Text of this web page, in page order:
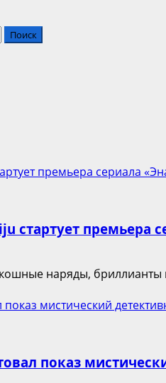
премьера сериала
стартует премьера
наряды,
показ мистический
показ